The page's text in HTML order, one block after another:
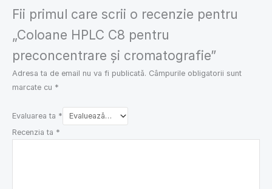
Fii primul care scrii o recenzie pentru
„Coloane HPLC C8 pentru
preconcentrare și cromatografie”
Adresa ta de email nu va fi publicată. Câmpurile obligatorii sunt
marcate cu *
Evaluarea ta *
Recenzia ta *